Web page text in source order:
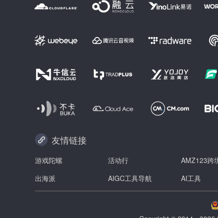
友情链接
游戏陀螺 活动行
AMZ123跨
出海派
AIGC工具导航 AI工具